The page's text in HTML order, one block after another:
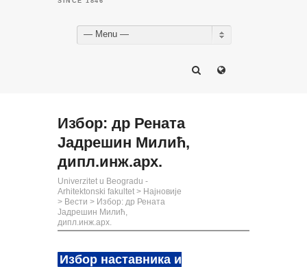
— Menu —
Избор: др Рената
Јадрешин Милић,
дипл.инж.арх.
Univerzitet u Beogradu -
Arhitektonski fakultet > Најновије
> Вести > Избор: др Рената
Јадрешин Милић,
дипл.инж.арх.
Избор наставника и